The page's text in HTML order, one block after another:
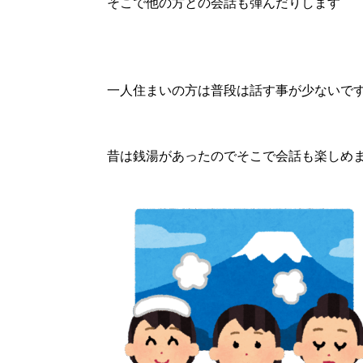
一人住まいの方は普段は話す事が少ないで
昔は銭湯があったのでそこで会話も楽しめ